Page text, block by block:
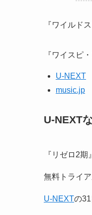
『ワイルド
『ワイスピ
U-NEXT
music.jp
U-NEXT
『リゼロ2期
無料トライ
U-NEXTの